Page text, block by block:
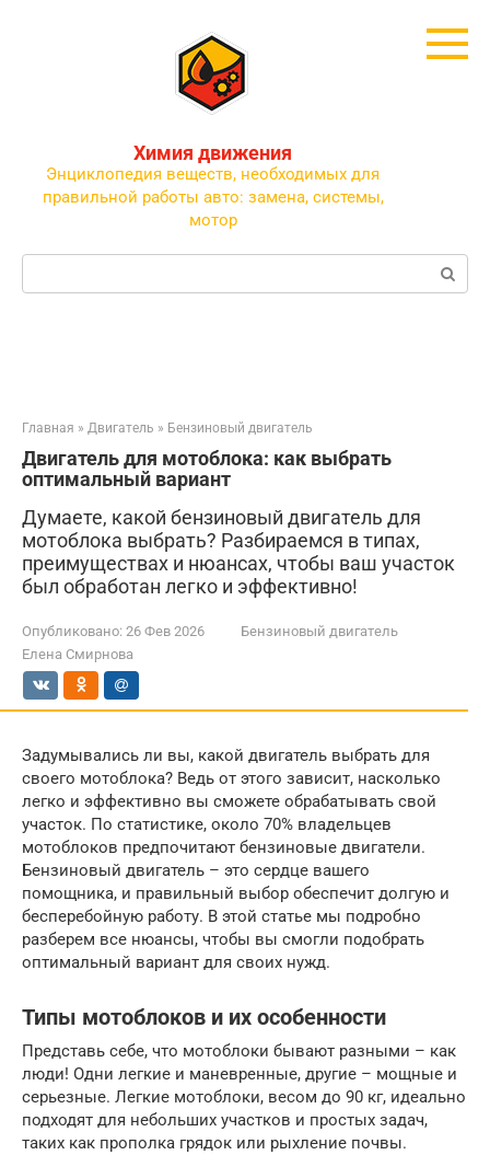
Химия движения
Энциклопедия веществ, необходимых для
правильной работы авто: замена, системы,
мотор
Поиск:
Главная » Двигатель » Бензиновый двигатель
Двигатель для мотоблока: как выбрать
оптимальный вариант
Думаете, какой бензиновый двигатель для
мотоблока выбрать? Разбираемся в типах,
преимуществах и нюансах, чтобы ваш участок
был обработан легко и эффективно!
Опубликовано: 26 Фев 2026
Бензиновый двигатель
Елена Смирнова
Задумывались ли вы, какой двигатель выбрать для
своего мотоблока? Ведь от этого зависит, насколько
легко и эффективно вы сможете обрабатывать свой
участок. По статистике, около 70% владельцев
мотоблоков предпочитают бензиновые двигатели.
Бензиновый двигатель – это сердце вашего
помощника, и правильный выбор обеспечит долгую и
бесперебойную работу. В этой статье мы подробно
разберем все нюансы, чтобы вы смогли подобрать
оптимальный вариант для своих нужд.
Типы мотоблоков и их особенности
Представь себе, что мотоблоки бывают разными – как
люди! Одни легкие и маневренные, другие – мощные и
серьезные. Легкие мотоблоки, весом до 90 кг, идеально
подходят для небольших участков и простых задач,
таких как прополка грядок или рыхление почвы.